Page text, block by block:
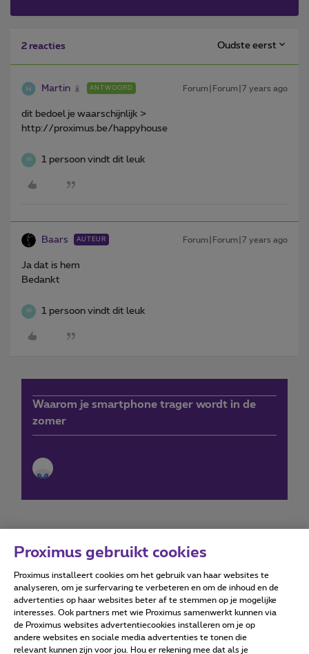
2 reacties Oudste eerst
Martin ANTWOORD Forum|Forum|7 years ago
dit bedoel je waarschijnlijk >
http://proximus.be/happyhouse
W 1 persoon vindt dit leuk
Baars AUTEUR Forum|Forum|7 years ago
Ja dat is hem
Bedankt
W 1 persoon vindt dit leuk
Waarom je smartphone trager wordt in de
zomer
Forumvoorwaarden Accessibility statement
Proximus gebruikt cookies
Proximus installeert cookies om het gebruik van haar websites te
analyseren, om je surfervaring te verbeteren en om de inhoud en de
advertenties op haar websites beter af te stemmen op je mogelijke
interesses. Ook partners met wie Proximus samenwerkt kunnen via
de Proximus websites advertentiecookies installeren om je op
andere websites en sociale media advertenties te tonen die
relevant kunnen zijn voor jou. Hou er rekening mee dat als je